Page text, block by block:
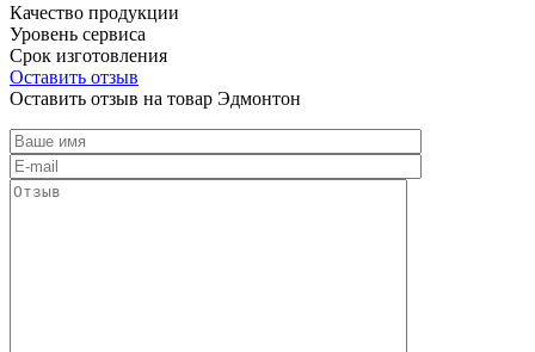
Качество продукции
Уровень сервиса
Срок изготовления
Оставить отзыв
Оставить отзыв на товар Эдмонтон